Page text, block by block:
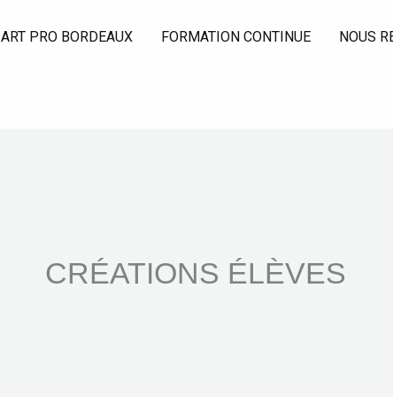
ART PRO BORDEAUX FORMATION CONTINUE NOUS
CRÉATIONS ÉLÈVES